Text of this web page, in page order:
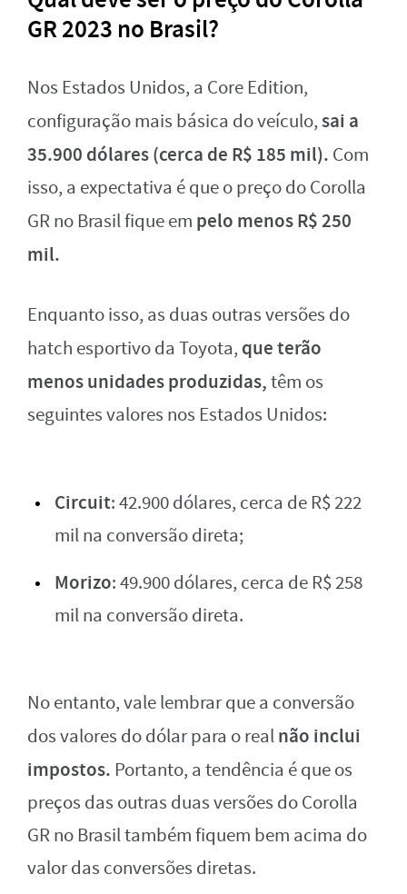
GR 2023 no Brasil?
Nos Estados Unidos, a Core Edition,
configuração mais básica do veículo,sai a
35.900 dólares (cerca de R$ 185 mil). Com
isso, a expectativa é que o preço do Corolla
GR no Brasil fique em pelo menos R$ 250
mil.
Enquanto isso, as duas outras versões do
hatch esportivo da Toyota, que terão
menos unidades produzidas,têm os
seguintes valores nos Estados Unidos:
Circuit: 42.900 dólares, cerca de R$ 222
mil na conversão direta;
Morizo: 49.900 dólares, cerca de R$ 258
mil na conversão direta.
No entanto, vale lembrar que a conversão
dos valores do dólar para o realnão inclui
impostos. Portanto, a tendência é que os
preços das outras duas versões do Corolla
GR no Brasil também fiquem bem acima do
valor das conversões diretas.